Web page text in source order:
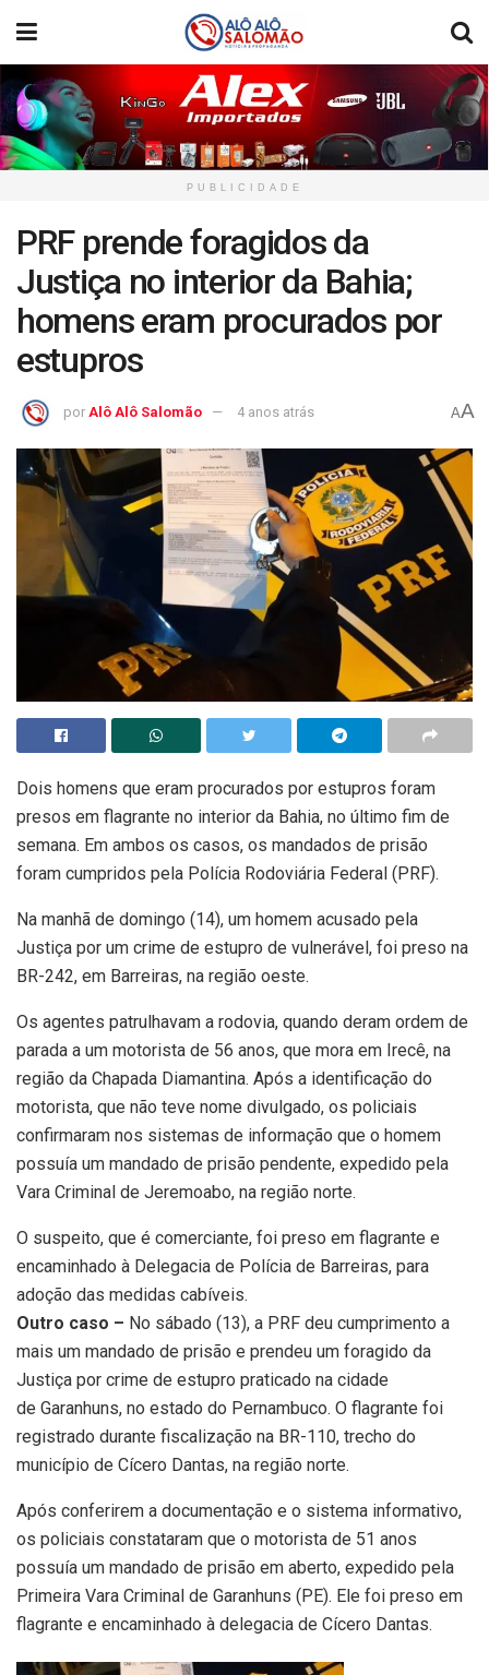
PUBLICIDADE
PRF prende foragidos da
Justiça no interior da Bahia;
homens eram procurados por
estupros
por Alô Alô Salomão 4 anos atrás AA
Dois homens que eram procurados por estupros foram
presos em flagrante no interior da Bahia, no último fim de
semana. Em ambos os casos, os mandados de prisão
foram cumpridos pela Polícia Rodoviária Federal (PRF).
Na manhã de domingo (14), um homem acusado pela
Justiça por um crime de estupro de vulnerável, foi preso na
BR-242, em Barreiras, na região oeste.
Os agentes patrulhavam a rodovia, quando deram ordem de
parada a um motorista de 56 anos, que mora em Irecê, na
região da Chapada Diamantina. Após a identificação do
motorista, que não teve nome divulgado, os policiais
confirmaram nos sistemas de informação que o homem
possuía um mandado de prisão pendente, expedido pela
Vara Criminal de Jeremoabo, na região norte.
O suspeito, que é comerciante, foi preso em flagrante e
encaminhado à Delegacia de Polícia de Barreiras, para
adoção das medidas cabíveis.
Outro caso – No sábado (13), a PRF deu cumprimento a
mais um mandado de prisão e prendeu um foragido da
Justiça por crime de estupro praticado na cidade
de Garanhuns, no estado do Pernambuco. O flagrante foi
registrado durante fiscalização na BR-110, trecho do
município de Cícero Dantas, na região norte.
Após conferirem a documentação e o sistema informativo,
os policiais constataram que o motorista de 51 anos
possuía um mandado de prisão em aberto, expedido pela
Primeira Vara Criminal de Garanhuns (PE). Ele foi preso em
flagrante e encaminhado à delegacia de Cícero Dantas.